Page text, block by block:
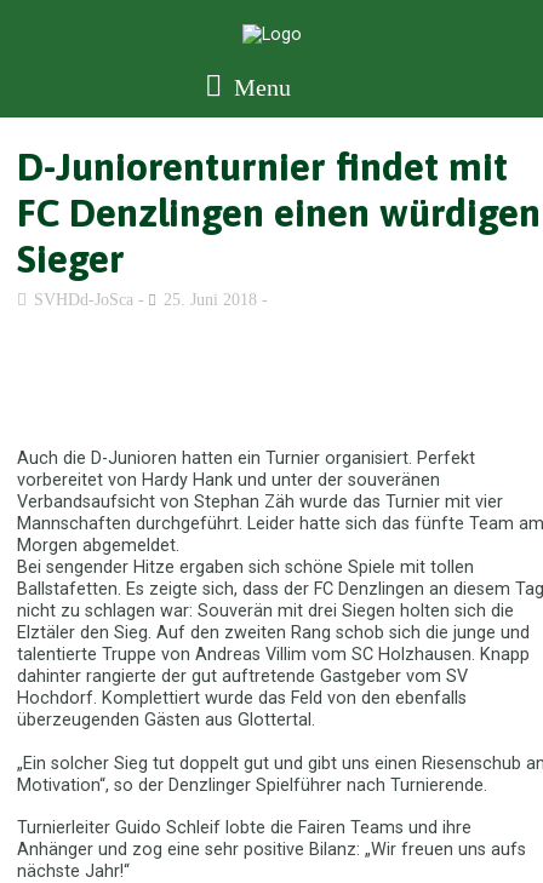
Menu
D-Juniorenturnier findet mit
FC Denzlingen einen würdigen
Sieger
SVHDd-JoSca 25. Juni 2018
Auch die D-Junioren hatten ein Turnier organisiert. Perfekt
vorbereitet von Hardy Hank und unter der souveränen
Verbandsaufsicht von Stephan Zäh wurde das Turnier mit vier
Mannschaften durchgeführt. Leider hatte sich das fünfte Team am
Morgen abgemeldet.
Bei sengender Hitze ergaben sich schöne Spiele mit tollen
Ballstafetten. Es zeigte sich, dass der FC Denzlingen an diesem Tag
nicht zu schlagen war: Souverän mit drei Siegen holten sich die
Elztäler den Sieg. Auf den zweiten Rang schob sich die junge und
talentierte Truppe von Andreas Villim vom SC Holzhausen. Knapp
dahinter rangierte der gut auftretende Gastgeber vom SV
Hochdorf. Komplettiert wurde das Feld von den ebenfalls
überzeugenden Gästen aus Glottertal.
„Ein solcher Sieg tut doppelt gut und gibt uns einen Riesenschub
Motivation“, so der Denzlinger Spielführer nach Turnierende.
Turnierleiter Guido Schleif lobte die Fairen Teams und ihre
Anhänger und zog eine sehr positive Bilanz: „Wir freuen uns aufs
nächste Jahr!“